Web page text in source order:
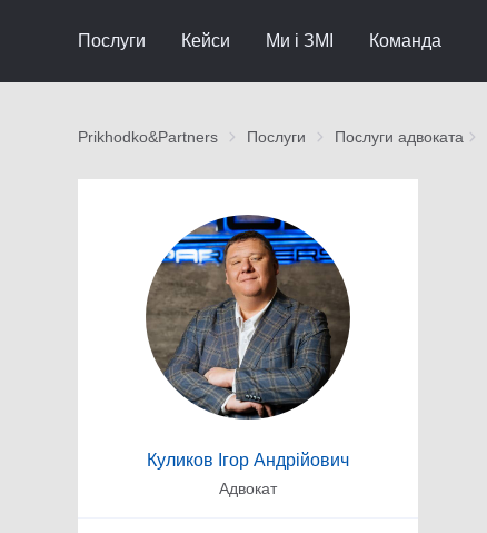
Послуги Кейси Ми і ЗМІ Команда
Prikhodko&Partners Послуги Послуги адвоката
Куликов Ігор Андрійович
Адвокат